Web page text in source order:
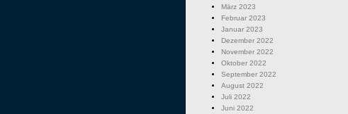
März 2023
Februar 2023
Januar 2023
Dezember 2022
November 2022
Oktober 2022
September 2022
August 2022
Juli 2022
Juni 2022